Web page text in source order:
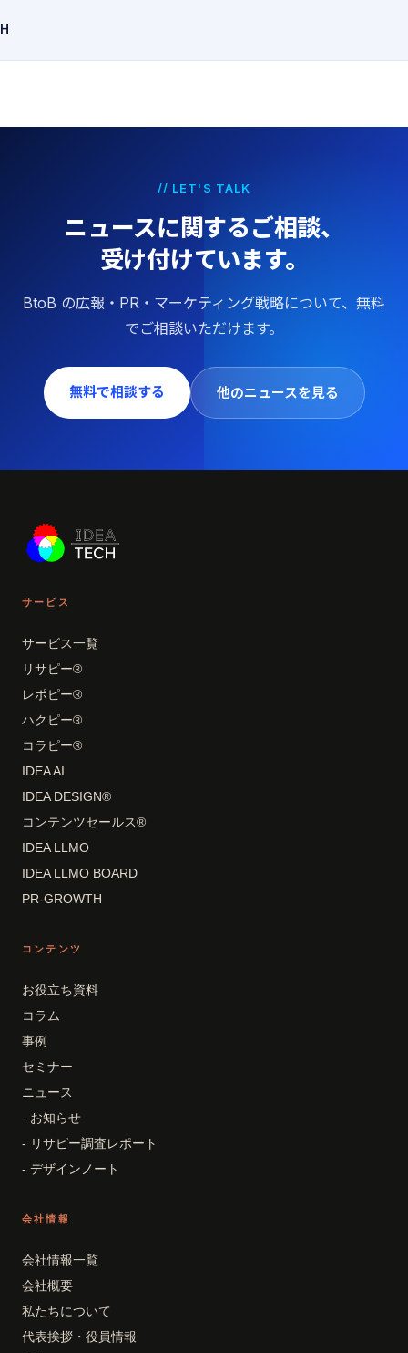
// LET'S TALK
ニュースに関するご相談、
受け付けています。
BtoB の広報・PR・マーケティング戦略について、無料
でご相談いただけます。
無料で相談する 他のニュースを見る
サービス
サービス一覧
リサピー®
レポピー®
ハクピー®
コラピー®
IDEA AI
IDEA DESIGN®
コンテンツセールス®
IDEA LLMO
IDEA LLMO BOARD
PR-GROWTH
コンテンツ
お役立ち資料
コラム
事例
セミナー
ニュース
- お知らせ
- リサピー調査レポート
- デザインノート
会社情報
会社情報一覧
会社概要
私たちについて
代表挨拶・役員情報